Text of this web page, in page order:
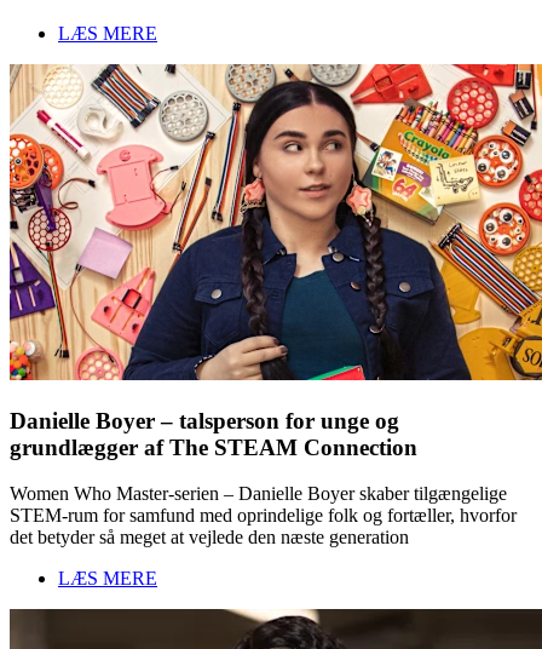
LÆS MERE
Danielle Boyer – talsperson for unge og
grundlægger af The STEAM Connection
Women Who Master-serien – Danielle Boyer skaber tilgængelige
STEM-rum for samfund med oprindelige folk og fortæller, hvorfor
det betyder så meget at vejlede den næste generation
LÆS MERE